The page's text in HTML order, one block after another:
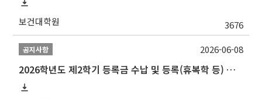
보건대학원 3676
공지사항
2026학년도 제2학기 등록금 수납 및 등록(휴복학 등) 일정 안내
2026-06-08